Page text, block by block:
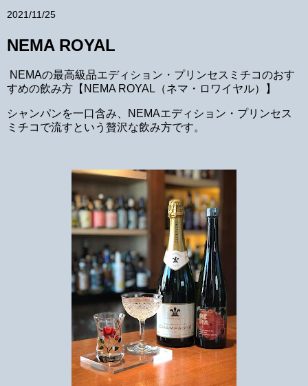
2021/11/25
NEMA ROYAL
NEMAの最高級品エディション・プリンセスミチコのおす
すめの飲み方【NEMA ROYAL（ネマ・ロワイヤル）】
シャンパンを一口含み、NEMAエディション・プリンセス
ミチコで流すという贅沢な飲み方です。